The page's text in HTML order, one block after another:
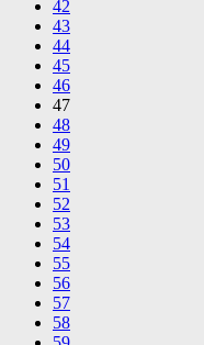
42
43
44
45
46
47
48
49
50
51
52
53
54
55
56
57
58